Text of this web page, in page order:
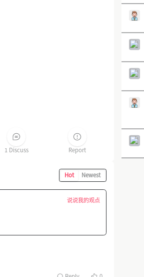
1 Discuss Report
Hot Newest
说说我的观点
上一页